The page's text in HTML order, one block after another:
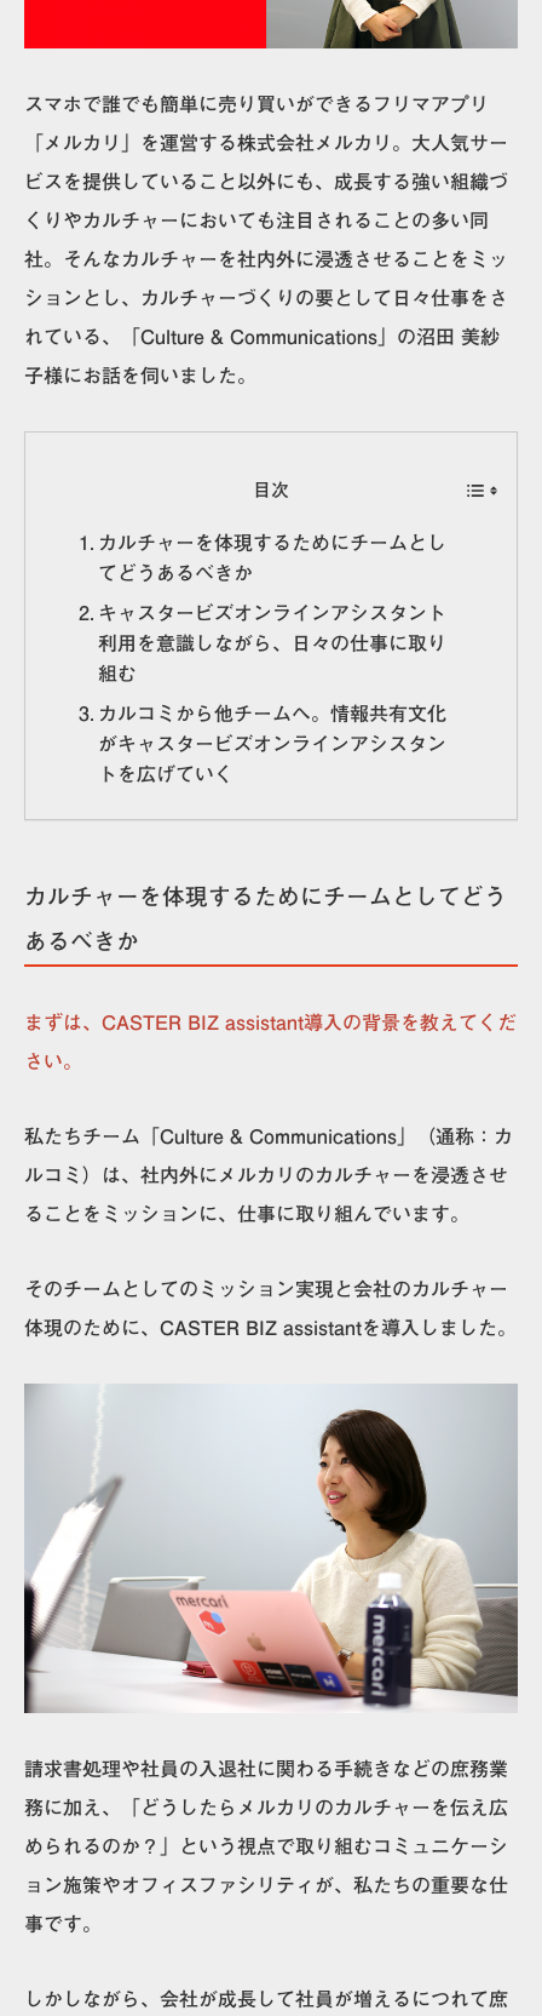
スマホで誰でも簡単に売り買いができるフリマアプリ
「メルカリ」を運営する株式会社メルカリ。大人気サー
ビスを提供していること以外にも、成長する強い組織づ
くりやカルチャーにおいても注目されることの多い同
社。そんなカルチャーを社内外に浸透させることをミッ
ションとし、カルチャーづくりの要として日々仕事をさ
れている、「Culture & Communications」の沼田 美紗
子様にお話を伺いました。
目次
カルチャーを体現するためにチームとし
てどうあるべきか
キャスタービズオンラインアシスタント
利用を意識しながら、日々の仕事に取り
組む
カルコミから他チームへ。情報共有文化
がキャスタービズオンラインアシスタン
トを広げていく
カルチャーを体現するためにチームとしてどう
あるべきか
まずは、CASTER BIZ assistant導入の背景を教えてくだ
さい。
私たちチーム「Culture & Communications」（通称：カ
ルコミ）は、社内外にメルカリのカルチャーを浸透させ
ることをミッションに、仕事に取り組んでいます。
そのチームとしてのミッション実現と会社のカルチャー
体現のために、CASTER BIZ assistantを導入 しました。
請求書処理や社員の入退社に関わる手続きなどの庶務業
務に加え、「どうしたらメルカリのカルチャーを伝え広
められるのか？」という視点で取り組むコミュニケーシ
ョン施策やオフィスファシリティが、私たちの重要な仕
事です。
しかしながら、会社が成長して社員が増えるにつれて庶